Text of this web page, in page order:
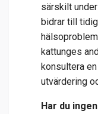
särskilt
bidrar till
kattunges
konsultera
utvärdering
Har du